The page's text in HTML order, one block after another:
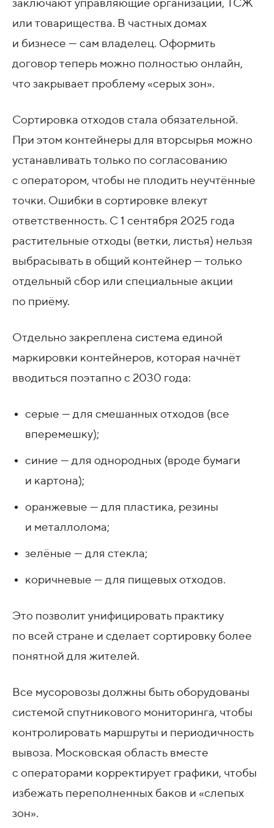
заключают управляющие организации, ТСЖ
или товарищества. В частных домах
и бизнесе — сам владелец. Оформить
договор теперь можно полностью онлайн,
что закрывает проблему «серых зон».
Сортировка отходов стала обязательной.
При этом контейнеры для вторсырья можно
устанавливать только по согласованию
с оператором, чтобы не плодить неучтённые
точки. Ошибки в сортировке влекут
ответственность. С 1 сентября 2025 года
растительные отходы (ветки, листья) нельзя
выбрасывать в общий контейнер — только
отдельный сбор или специальные акции
по приёму.
Отдельно закреплена система единой
маркировки контейнеров, которая начнёт
вводиться поэтапно с 2030 года:
серые — для смешанных отходов (все
вперемешку);
синие — для однородных (вроде бумаги
и картона);
оранжевые — для пластика, резины
и металлолома;
зелёные — для стекла;
коричневые — для пищевых отходов.
Это позволит унифицировать практику
по всей стране и сделает сортировку более
понятной для жителей.
Все мусоровозы должны быть оборудованы
системой спутникового мониторинга, чтобы
контролировать маршруты и периодичность
вывоза. Московская область вместе
с операторами корректирует графики, чтобы
избежать переполненных баков и «слепых
зон».